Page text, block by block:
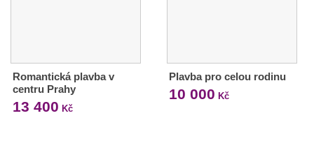
Romantická plavba v
centru Prahy
13 400 Kč
Plavba pro celou rodinu
10 000 Kč